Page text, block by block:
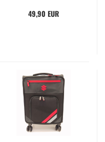
49,90 EUR